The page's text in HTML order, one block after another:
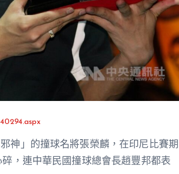
神」的撞球名將張榮麟，在印尼比賽期
，連中華民國撞球總會長趙豐邦都表